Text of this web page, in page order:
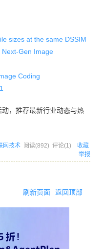
sizes at the same DSSIM
Next-Gen Image
Coding
，推荐最新行业动态与热
网技术 阅读(892) 评论(1) 收藏
举报
刷新页面 返回顶部